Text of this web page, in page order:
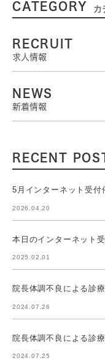
CATEGORY カ
RECRUIT
求人情報
NEWS
新着情報
RECENT
5月インターネット受付
2026.04.20
本日のインターネット
2025.02.01
院長体調不良による診
2024.07.26
院長体調不良による診
2024.07.25